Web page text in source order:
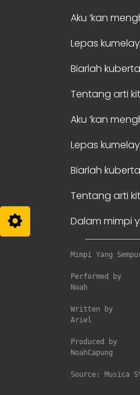
Aku ‘kan
Lepas
Biarlah
Tentang arti
Aku ‘kan
Lepas
Biarlah
Tentang arti
Dalam mimpi
Mimpi Yang
Performed by
Noah
Written by
Ariel
Produced by
NoahCapung
Source: Musica